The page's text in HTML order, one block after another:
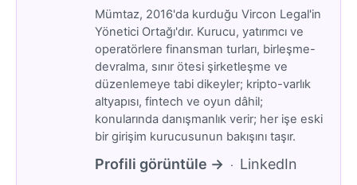
Mümtaz, 2016'da kurduğu Vircon Legal'in
Yönetici Ortağı'dır. Kurucu, yatırımcı ve
operatörlere finansman turları, birleşme-
devralma, sınır ötesi şirketleşme ve
düzenlemeye tabi dikeyler; kripto-varlık
altyapısı, fintech ve oyun dâhil;
konularında danışmanlık verir; her işe eski
bir girişim kurucusunun bakışını taşır.
Profili görüntüle → · LinkedIn